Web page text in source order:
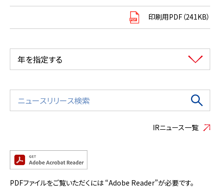
印刷用PDF（241KB）
年を指定する
IRニュース一覧
PDFファイルをご覧いただくには “Adobe Reader”が必要です。